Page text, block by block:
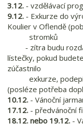
3.12. - ​vzdělávací
9.12. - Exkurze do
Koulier v Oflendě
stromků
- zítra budu
lístečky, pokud
zúčastnilo
exkurze,
(posléze potřeba
10.12. - Vánoční
17.12. - předvánoční
18.12. nebo 19.12. -